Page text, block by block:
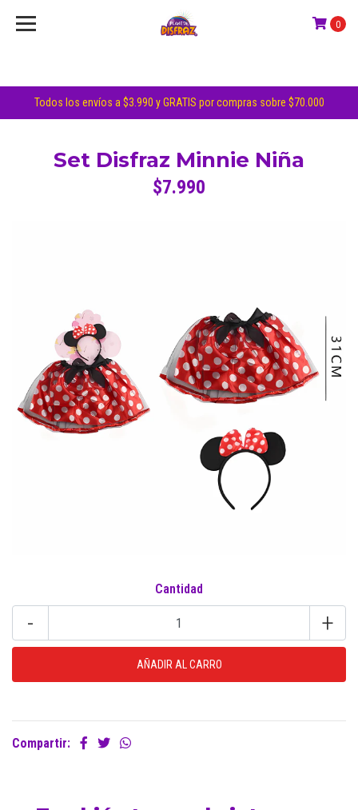
Todos los envíos a $3.990 y GRATIS por compras sobre $70.000
0
Set Disfraz Minnie Niña
$7.990
Cantidad
- +
Compartir: